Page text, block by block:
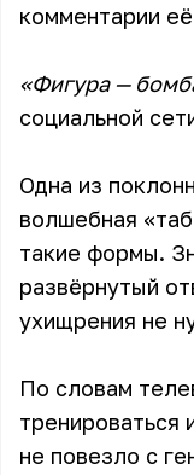
комментарии
«Фигура —
социальной
Одна из
волшебная
такие формы.
развёрнутый
ухищрения не
По словам
тренироваться
не повезло с